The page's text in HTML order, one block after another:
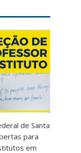
de Santa
para
em